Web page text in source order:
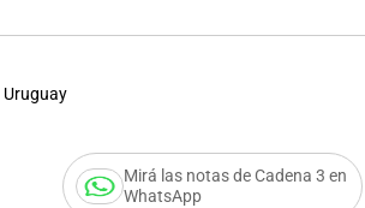
Uruguay
Mirá las notas de Cadena 3 en
WhatsApp